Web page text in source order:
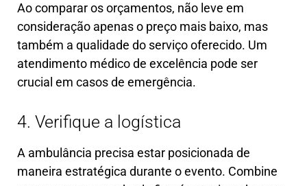
Ao comparar os orçamentos, não leve em
consideração apenas o preço mais baixo, mas
também a qualidade do serviço oferecido. Um
atendimento médico de excelência pode ser
crucial em casos de emergência.
4. Verifique a logística
A ambulância precisa estar posicionada de
maneira estratégica durante o evento. Combine